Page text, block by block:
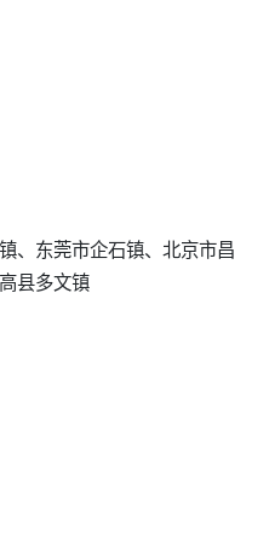
、东莞市企石镇、北京市昌
县多文镇